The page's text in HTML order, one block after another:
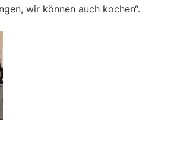
wir können auch kochen“.